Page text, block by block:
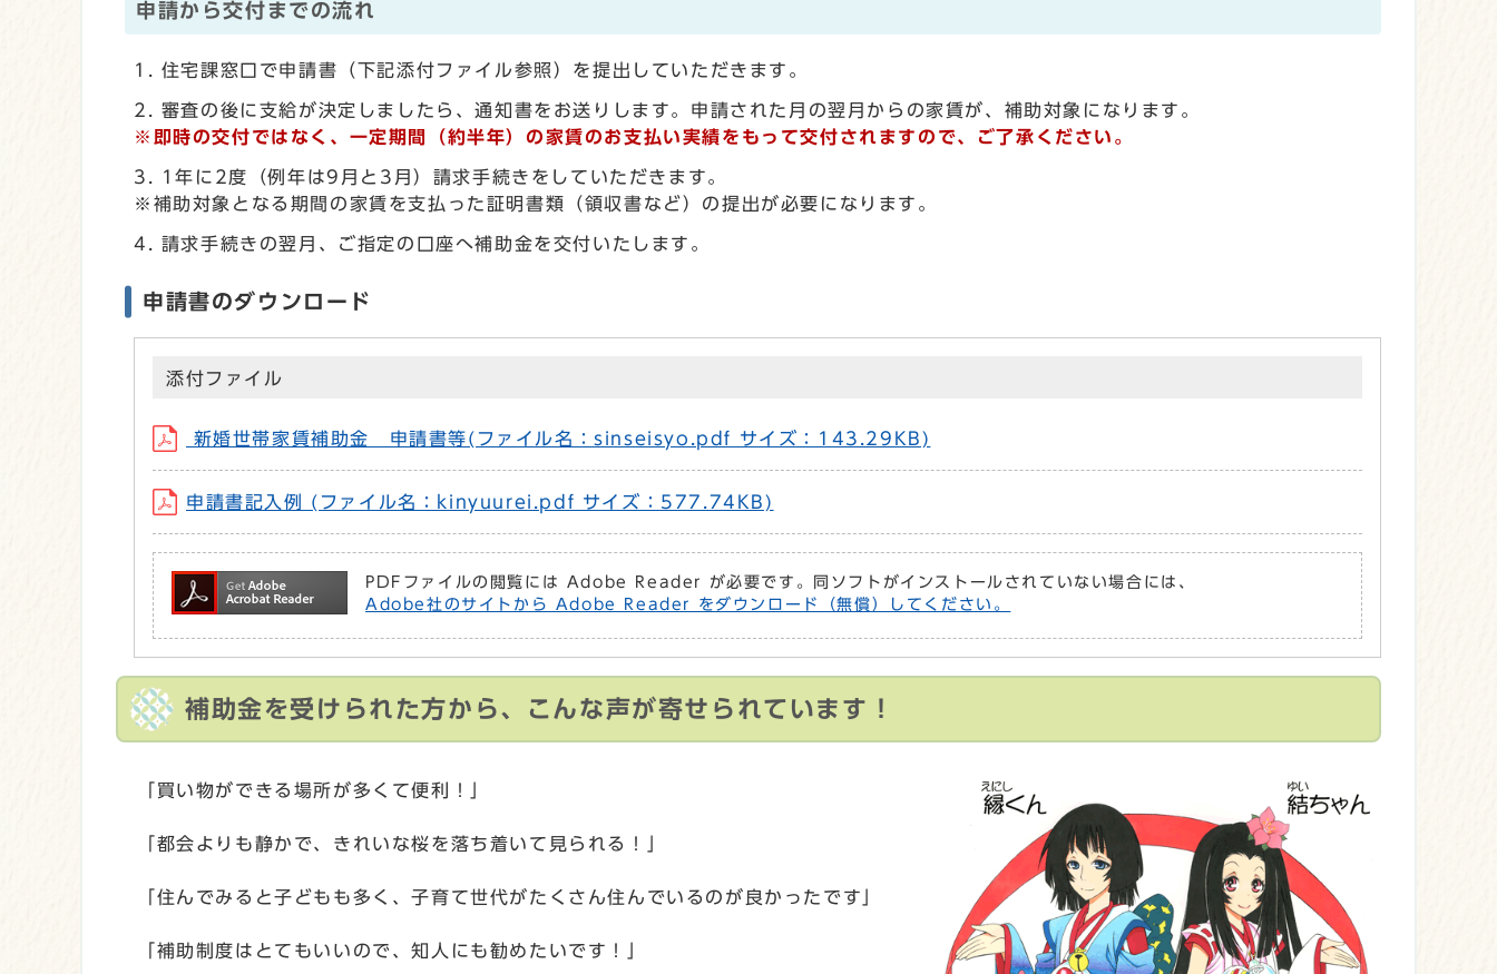
申請から交付までの流れ
住宅課窓口で申請書（下記添付ファイル参照）を提出していただきます。
審査の後に支給が決定しましたら、通知書をお送りします。申請された月の翌月からの家賃が、補助対象になります。
※即時の交付ではなく、一定期間（約半年）の家賃のお支払い実績をもって交付されますので、ご了承ください。
1年に2度（例年は9月と3月）請求手続きをしていただきます。
※補助対象となる期間の家賃を支払った証明書類（領収書など）の提出が必要になります。
請求手続きの翌月、ご指定の口座へ補助金を交付いたします。
申請書のダウンロード
添付ファイル
新婚世帯家賃補助金 申請書等(ファイル名：sinseisyo.pdf サイズ：143.29KB)
申請書記入例 (ファイル名：kinyuurei.pdf サイズ：577.74KB)
PDFファイルの閲覧には Adobe Reader が必要です。同ソフトがインストールされていない場合には、
Adobe社のサイトから Adobe Reader をダウンロード（無償）してください。
補助金を受けられた方から、こんな声が寄せられています！
「買い物ができる場所が多くて便利！」
「都会よりも静かで、きれいな桜を落ち着いて見られる！」
「住んでみると子どもも多く、子育て世代がたくさん住んでいるのが良かったです」
「補助制度はとてもいいので、知人にも勧めたいです！」